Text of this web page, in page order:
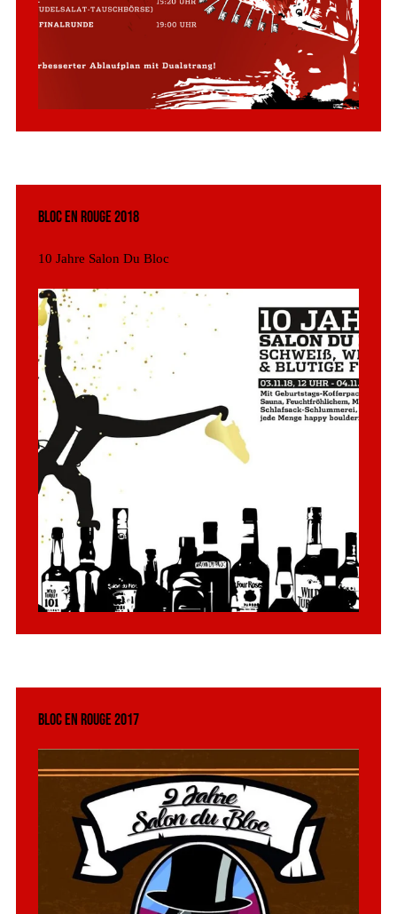
Bloc en Rouge 2018
10 Jahre Salon Du Bloc
Bloc en Rouge 2017